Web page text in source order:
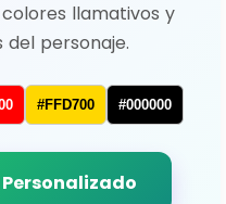
llamativos y
personaje.
#FFD700 #000000